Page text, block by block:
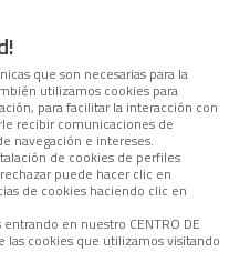
que son necesarias para la
utilizamos cookies para
para facilitar la interacción con
recibir comunicaciones de
navegación e intereses.
de cookies de perfiles
puede hacer clic en
de cookies haciendo clic en
en nuestro CENTRO DE
las cookies que utilizamos visitando